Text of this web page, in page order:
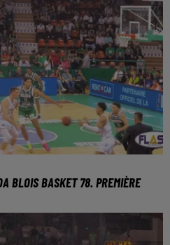
BLOIS BASKET 78. PREMIÈRE